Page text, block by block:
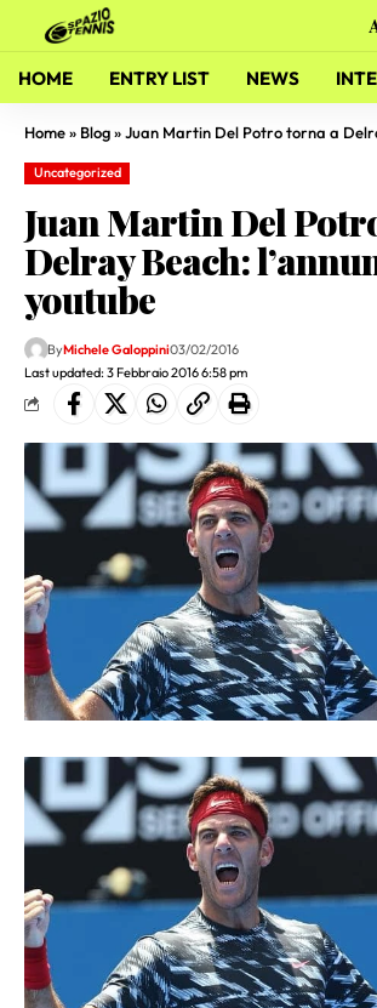
HOME ENTRY LIST NEWS
Home» Blog»Juan Martin Del Potro torna a Delray
Uncategorized
Juan Martin Del
Delray Beach:
youtube
Last updated: 3 Febbraio 2016 6:58 pm
ByMichele Galoppini03/02/2016